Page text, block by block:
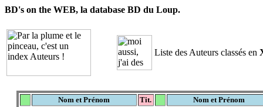
BD's on the WEB, la database BD du Loup.
Liste des Auteurs classés en
Nom et Prénom Tit.
Nom et Prénom